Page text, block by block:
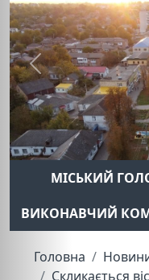
Previous
МІСЬКИЙ
ВИКОНАВЧИЙ
Головна
Скликається